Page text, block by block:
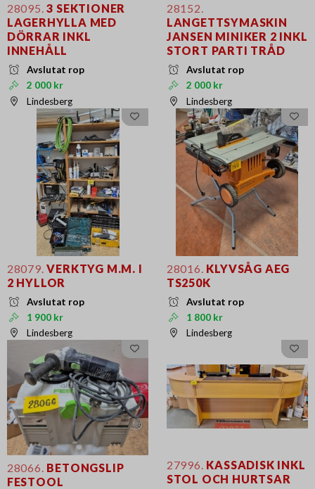
28095. 3 SEKTIONER
LAGERHYLLA MED
DÖRRAR INKL
INNEHÅLL
Avslutat rop
2 000 kr
Lindesberg
28152.
LANGETTSYMASKIN
JANSEN MINIKER 2 INKL
STORT PARTI TRÅD
Avslutat rop
2 000 kr
Lindesberg
28079. VERKTYG M.M. I
2 HYLLOR
Avslutat rop
1 900 kr
Lindesberg
28016. KLYVSÅG AEG
TS250K
Avslutat rop
1 800 kr
Lindesberg
28066. BETONGSLIP
FESTOOL
27996. KASSADISK INKL
STOL OCH HURTSAR